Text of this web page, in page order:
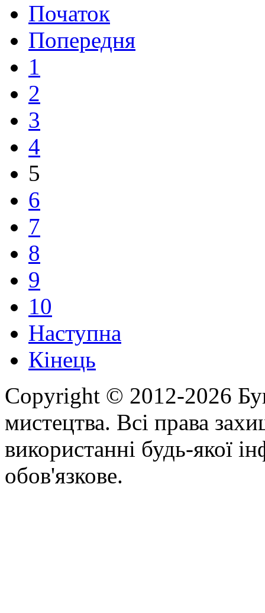
Початок
Попередня
1
2
3
4
5
6
7
8
9
10
Наступна
Кінець
Copyright © 2012-2026
мистецтва. Всі права
використанні будь-якої
обов'язкове.